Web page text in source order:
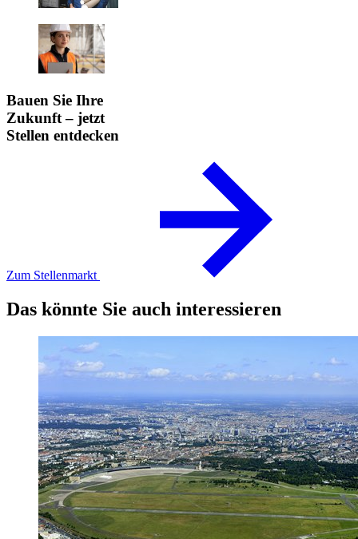
Bauen Sie Ihre
Zukunft – jetzt
Stellen entdecken
Zum Stellenmarkt
Das könnte Sie auch interessieren